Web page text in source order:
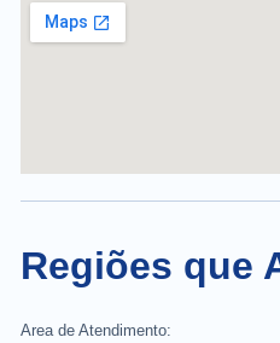
Regiões que
Area de Atendimento: